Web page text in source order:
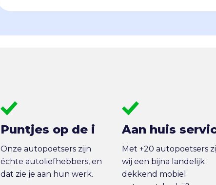
Puntjes op de i
Onze autopoetsers zijn
échte autoliefhebbers, en
dat zie je aan hun werk.
Aan huis
Met +20 autopoetsers
wij een bijna landelijk
dekkend mobiel